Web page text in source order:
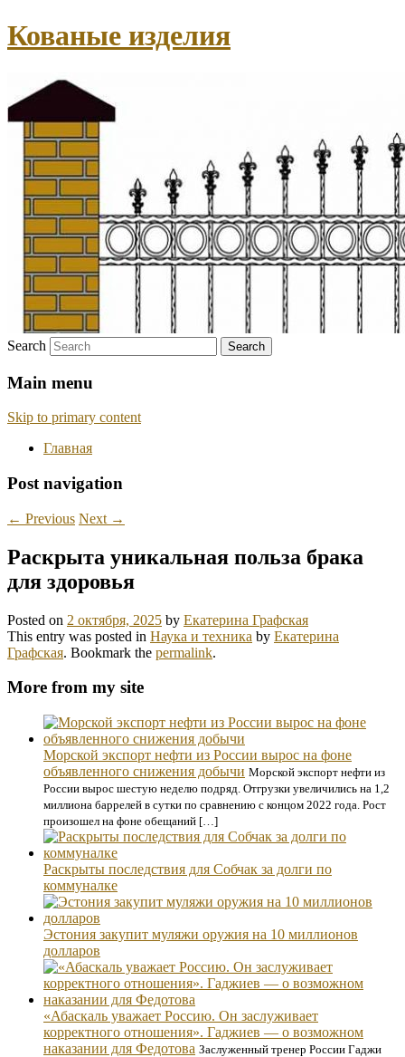
Кованые изделия
Search
Main menu
Skip to primary content
Главная
Post navigation
← Previous Next →
Раскрыта уникальная польза брака
для здоровья
Posted on 2 октября, 2025 by Екатерина Графская
This entry was posted in Наука и техника by Екатерина
Графская. Bookmark the permalink.
More from my site
Морской экспорт нефти из России вырос на фоне
объявленного снижения добычи Морской экспорт нефти из
России вырос шестую неделю подряд. Отгрузки увеличились на 1,2
миллиона баррелей в сутки по сравнению с концом 2022 года. Рост
произошел на фоне обещаний […]
Раскрыты последствия для Собчак за долги по
коммуналке
Эстония закупит муляжи оружия на 10 миллионов
долларов
«Абаскаль уважает Россию. Он заслуживает
корректного отношения». Гаджиев — о возможном
наказании для Федотова Заслуженный тренер России Гаджи